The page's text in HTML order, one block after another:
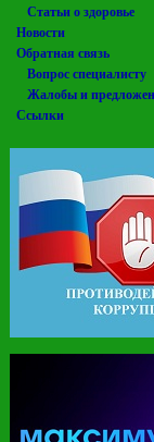
Статьи о здоровье
Новости
Обратная связь
Вопрос специалисту
Жалобы и
Ссылки